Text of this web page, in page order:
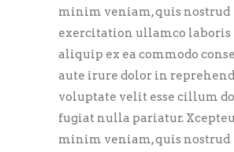
minim veniam, quis nostrud
exercitation ullamco laboris
aliquip ex ea commodo
aute irure dolor in
voluptate velit esse cillum
fugiat nulla pariatur.
minim veniam, quis nostrud